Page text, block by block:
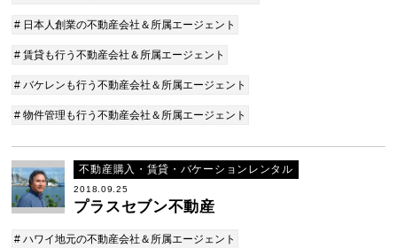
# 日本人創業の不動産会社＆所属エージェント
# 賃貸も行う不動産会社＆所属エージェント
# バケレンも行う不動産会社＆所属エージェント
# 物件管理も行う不動産会社＆所属エージェント
不動産購入・賃貸・バケーションレンタル
2018.09.25
プラスセブン不動産
# ハワイ地元の不動産会社＆所属エージェント